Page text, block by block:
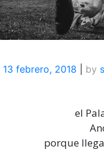
13 febrero, 2018 by
el
porque